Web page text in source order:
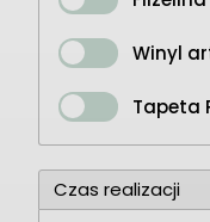
Winyl
Tapeta
Czas realizacji